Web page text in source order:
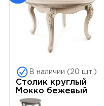
В наличии (20 шт.)
Столик круглый
Мокко бежевый